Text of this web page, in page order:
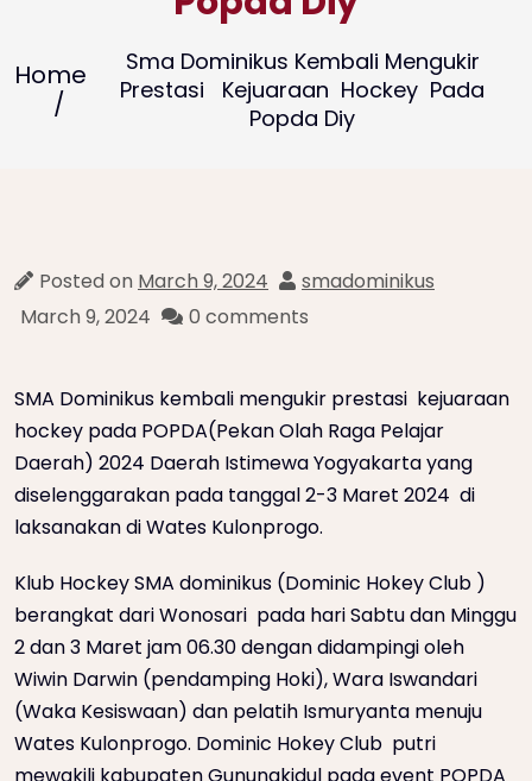
Home
Sma Dominikus Kembali Mengukir
Prestasi Kejuaraan Hockey Pada
Popda Diy
Posted on March 9, 2024
smadominikus
March 9, 2024
0 comments
SMA Dominikus kembali mengukir prestasi kejuaraan
hockey pada POPDA(Pekan Olah Raga Pelajar
Daerah) 2024 Daerah Istimewa Yogyakarta yang
diselenggarakan pada tanggal 2-3 Maret 2024 di
laksanakan di Wates Kulonprogo.
Klub Hockey SMA dominikus (Dominic Hokey Club )
berangkat dari Wonosari pada hari Sabtu dan Minggu
2 dan 3 Maret jam 06.30 dengan didampingi oleh
Wiwin Darwin (pendamping Hoki), Wara Iswandari
(Waka Kesiswaan) dan pelatih Ismuryanta menuju
Wates Kulonprogo. Dominic Hokey Club putri